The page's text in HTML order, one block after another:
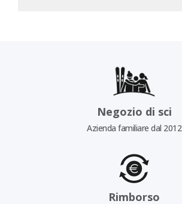
Negozio di sci
Azienda familiare dal 2012
Rimborso